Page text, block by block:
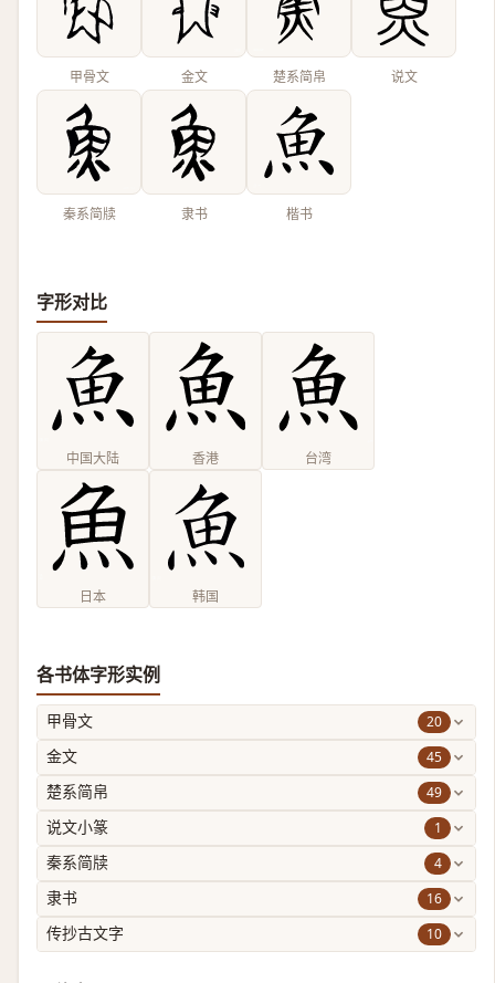
甲骨文 金文 楚系简帛 说文
秦系简牍 隶书 楷书
字形对比
中国大陆 香港 台湾
日本 韩国
各书体字形实例
甲骨文 20
金文 45
楚系简帛 49
说文小篆 1
秦系简牍 4
隶书 16
传抄古文字 10